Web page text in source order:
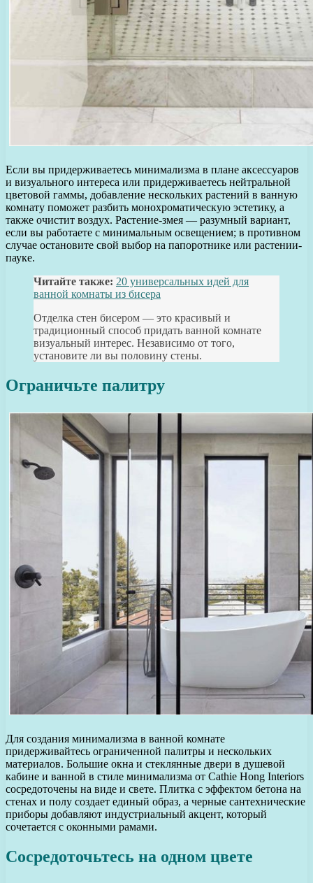
Если вы придерживаетесь минимализма в плане аксессуаров
и визуального интереса или придерживаетесь нейтральной
цветовой гаммы, добавление нескольких растений в ванную
комнату поможет разбить монохроматическую эстетику, а
также очистит воздух. Растение-змея — разумный вариант,
если вы работаете с минимальным освещением; в противном
случае остановите свой выбор на папоротнике или растении-
пауке.
Читайте также: 20 универсальных идей для
ванной комнаты из бисера
Отделка стен бисером — это красивый и
традиционный способ придать ванной комнате
визуальный интерес. Независимо от того,
установите ли вы половину стены.
Ограничьте палитру
Для создания минимализма в ванной комнате
придерживайтесь ограниченной палитры и нескольких
материалов. Большие окна и стеклянные двери в душевой
кабине и ванной в стиле минимализма от Cathie Hong Interiors
сосредоточены на виде и свете. Плитка с эффектом бетона на
стенах и полу создает единый образ, а черные сантехнические
приборы добавляют индустриальный акцент, который
сочетается с оконными рамами.
Сосредоточьтесь на одном цвете